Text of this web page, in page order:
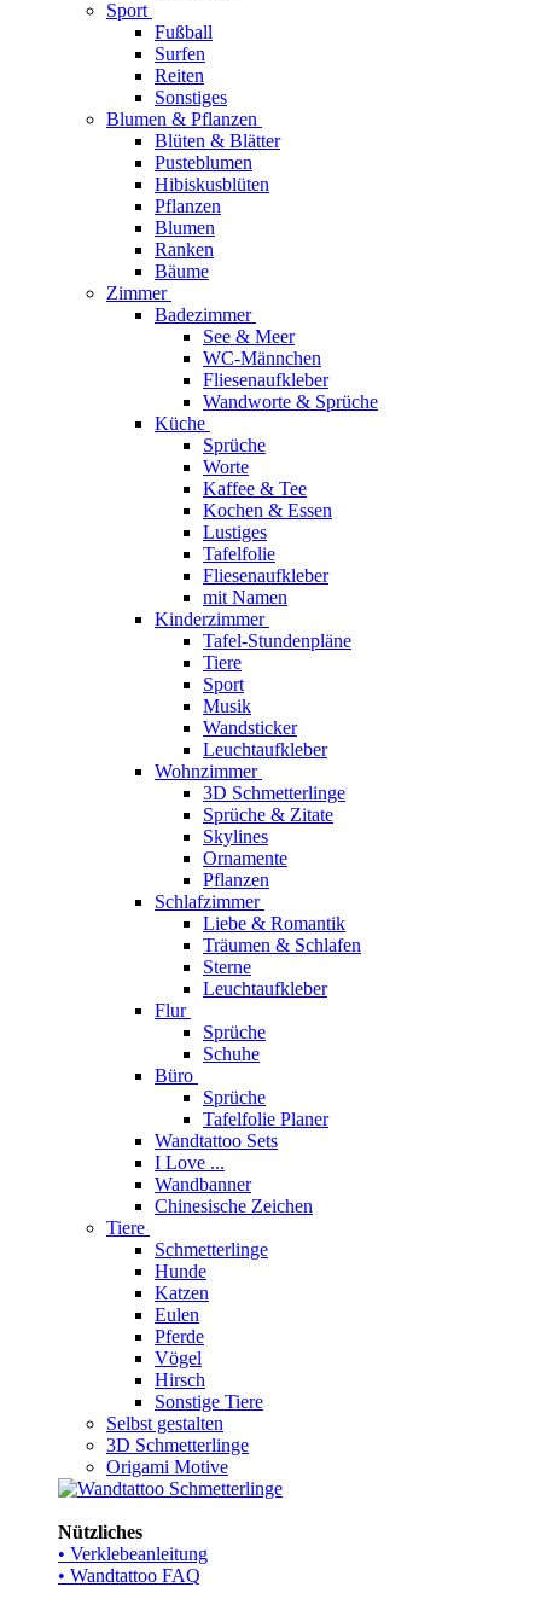
Sport
Fußball
Surfen
Reiten
Sonstiges
Blumen & Pflanzen
Blüten & Blätter
Pusteblumen
Hibiskusblüten
Pflanzen
Blumen
Ranken
Bäume
Zimmer
Badezimmer
See & Meer
WC-Männchen
Fliesenaufkleber
Wandworte & Sprüche
Küche
Sprüche
Worte
Kaffee & Tee
Kochen & Essen
Lustiges
Tafelfolie
Fliesenaufkleber
mit Namen
Kinderzimmer
Tafel-Stundenpläne
Tiere
Sport
Musik
Wandsticker
Leuchtaufkleber
Wohnzimmer
3D Schmetterlinge
Sprüche & Zitate
Skylines
Ornamente
Pflanzen
Schlafzimmer
Liebe & Romantik
Träumen & Schlafen
Sterne
Leuchtaufkleber
Flur
Sprüche
Schuhe
Büro
Sprüche
Tafelfolie Planer
Wandtattoo Sets
I Love ...
Wandbanner
Chinesische Zeichen
Tiere
Schmetterlinge
Hunde
Katzen
Eulen
Pferde
Vögel
Hirsch
Sonstige Tiere
Selbst gestalten
3D Schmetterlinge
Origami Motive
Nützliches
• Verklebeanleitung
• Wandtattoo FAQ